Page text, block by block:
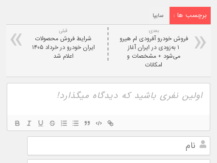
برچسب ها : سایپا
قبلی
شرایط فروش محصولات
ایران خودرو در خرداد ۱۴۰۵
اعلام شد
بعدی:
فروش خودرو آفرودی ام هیرو
۱ به‌زودی در ایران آغاز
می‌شود + مشخصات و
امکانات